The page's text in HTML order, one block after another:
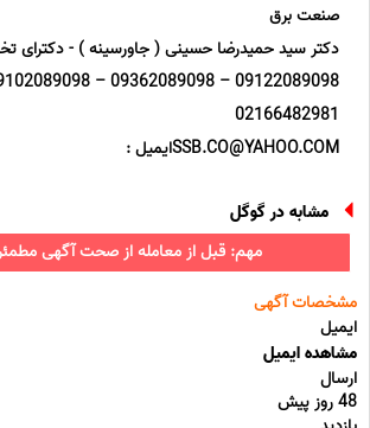
صنعت برق
دکتر سید حمیدرضا حسینی ( جاورسینه ) - دکترای
09122089098 – 09362089098 – 09102089098
02166482981
SSB.CO@YAHOO.COMایمیل :
مشابه در گوگل
مهم: قبل از معامله از صحت آگهی
مشخصات آگهی
ایمیل
مشاهده ایمیل
ارسال
48 روز پیش